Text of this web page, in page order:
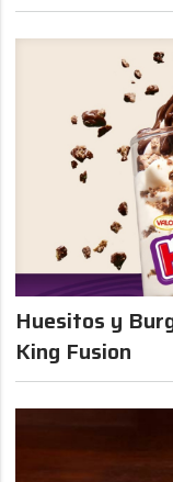
Huesitos y
King Fusion